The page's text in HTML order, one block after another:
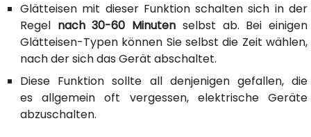
Glätteisen mit dieser Funktion schalten sich in der
Regel nach 30-60 Minuten selbst ab. Bei einigen
Glätteisen-Typen können Sie selbst die Zeit wählen,
nach der sich das Gerät abschaltet.
Diese Funktion sollte all denjenigen gefallen, die
es allgemein oft vergessen, elektrische Geräte
abzuschalten.